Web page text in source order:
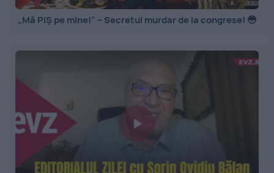
„Mă PIȘ pe mine!” – Secretul murdar de la congrese! 😳